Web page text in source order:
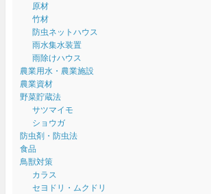
原材
竹材
防虫ネットハウス
雨水集水装置
雨除けハウス
農業用水・農業施設
農業資材
野菜貯蔵法
サツマイモ
ショウガ
防虫剤・防虫法
食品
鳥獣対策
カラス
セヨドリ・ムクドリ